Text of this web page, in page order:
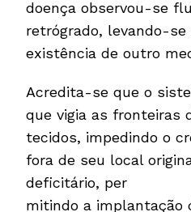
doença observou-se
retrógrado, levando-
existência de outro
Acredita-se que o
que vigia as fronteiras
tecidos, impedindo o
fora de seu local
deficitário, per
mitindo a implantação